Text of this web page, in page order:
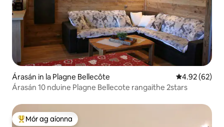
Árasán in la Plagne Bellecôte Meánrátáil
4.92 (62)
Árasán 10 nduine Plagne Bellecote rangaithe 2stars
An-mhór ag aíonna
Mór ag aíonna